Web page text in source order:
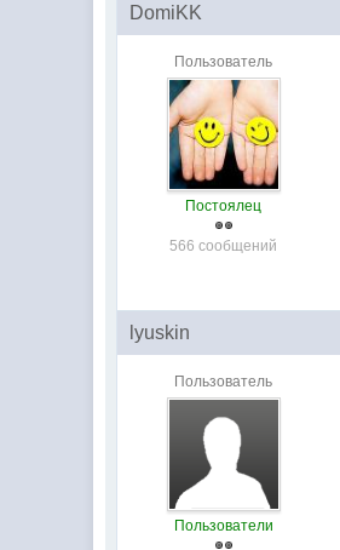
DomiKK
Пользователь
Постоялец
566 сообщений
lyuskin
Пользователь
Пользователи